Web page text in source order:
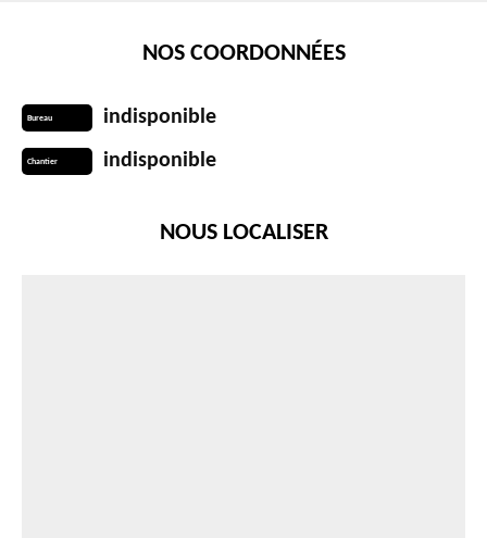
NOS COORDONNÉES
Bureau indisponible
Chantier indisponible
NOUS LOCALISER